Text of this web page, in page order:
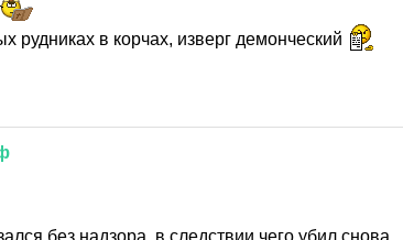
рудниках в корчах, изверг демонческий
без надзора, в следствии чего убил снова